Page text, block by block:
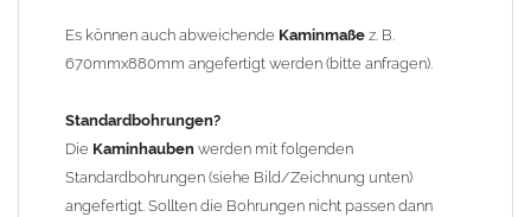
beträgt ca. 25cm bis 30cm. DieKaminhaubekann mit längeren
Stützen bis Höhe 450mm geliefert werden (Aufpreis 42,89 EUR).
Kaminkopfabdeckung
Kaminhaubewirdohne Kaminkopfabdeckung
Kaminkopfabdeckungenfinden Sie unter "Kaminabdeckung
Es können auch abweichende Kaminmaße z. B.
670mmx880mm angefertigt werden (bitte anfragen).
Standardbohrungen?
Die Kaminhauben werden mit folgenden
Standardbohrungen (siehe Bild/Zeichnung unten)
angefertigt. Sollten die Bohrungen nicht passen dann